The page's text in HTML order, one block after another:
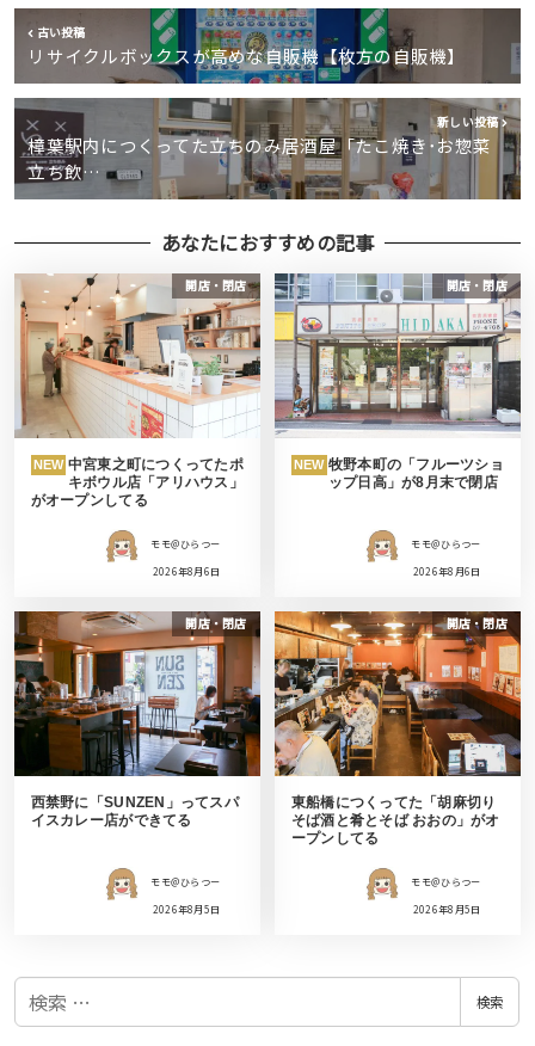
古い投稿
リサイクルボックスが高めな自販機【枚方の自販機】
新しい投稿
樟葉駅内につくってた立ちのみ居酒屋「たこ焼き･お惣菜
立ち飲…
あなたにおすすめの記事
開店・閉店
NEW 中宮東之町につくってたポ
キボウル店「アリハウス」
がオープンしてる
モモ＠ひらつー
2026年8月6日
開店・閉店
NEW 牧野本町の「フルーツショ
ップ日高」が8月末で閉店
モモ＠ひらつー
2026年8月6日
開店・閉店
西禁野に「SUNZEN」ってスパ
イスカレー店ができてる
モモ＠ひらつー
2026年8月5日
開店・閉店
東船橋につくってた「胡麻切り
そば酒と肴とそば おおの」がオ
ープンしてる
モモ＠ひらつー
2026年8月5日
検
検索